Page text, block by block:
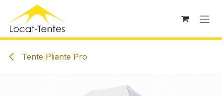
Se rendre au contenu
Tente Pliante Pro